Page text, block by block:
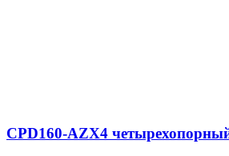
CPD160-AZX4